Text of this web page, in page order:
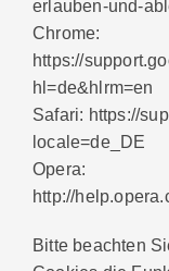
erlauben-und-
Chrome:
https://
hl=de&hlrm=en
Safari: https://
locale=de_DE
Opera:
http://
Bitte beachten